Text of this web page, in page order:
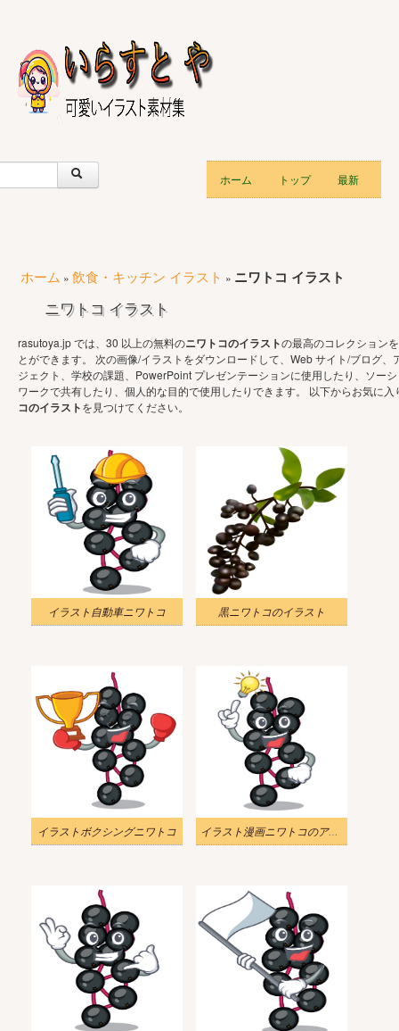
ホーム トップ 最新
ホーム » 飲食・キッチン イラスト » ニワトコ イラスト
ニワトコ イラスト
rasutoya.jp では、30 以上の無料のニワトコのイラストの最高のコレクション
とができます。 次の画像/イラストをダウンロードして、Web サイト/ブログ、
ジェクト、学校の課題、PowerPoint プレゼンテーションに使用したり、ソー
ワークで共有したり、個人的な目的で使用したりできます。 以下からお気に入
コのイラストを見つけてください。
イラスト自動車ニワトコ 黒ニワトコのイラスト
イラストボクシングニワトコ イラスト漫画ニワトコのアイデア